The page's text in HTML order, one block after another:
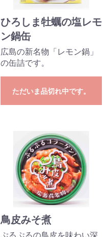
ひろしま牡蠣の塩レモ
ン鍋缶
広島の新名物「レモン鍋」
の缶詰です。
ただいま品切れ中です。
鳥皮みそ煮
ぷるぷるの鳥皮を味わい深